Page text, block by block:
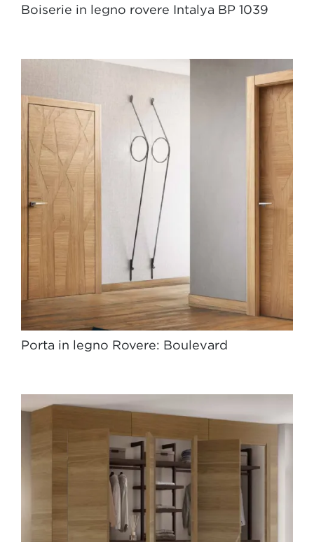
Boiserie in legno rovere Intalya BP 1039
Porta in legno Rovere: Boulevard